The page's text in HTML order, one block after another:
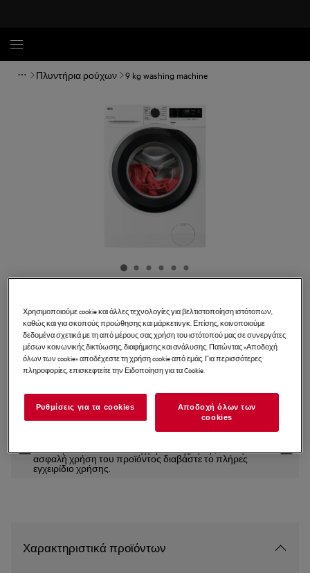
Πλυντήρια ρούχων 9 kg washing machine
9 kg
4.8 (5)
Οι οδηγίες ασφαλείας και οι προειδοποιήσεις ασφαλείας
ασφαλή χρήση του προϊόντος διαβάστε το πλήρες
εγχειρίδιο χρήσης.
Χαρακτηριστικά προϊόντων
Χρησιμοποιούμε cookie και άλλες τεχνολογίες για βελτιστοποίηση ιστότοπων,
καθώς και για σκοπούς προώθησης και μάρκετινγκ. Επίσης, κοινοποιούμε
δεδομένα σχετικά με τη από μέρους σας χρήση του ιστότοπού μας σε συνεργάτες
μέσων κοινωνικής δικτύωσης, διαφήμισης και ανάλυσης. Πατώντας «Αποδοχή
όλων των cookie» αποδέχεστε τη χρήση cookie από εμάς. Για περισσότερες
πληροφορίες, επισκεφτείτε την Ειδοποίηση για τα Cookie.
Ρυθμίσεις για τα cookies
Αποδοχή όλων των
cookies